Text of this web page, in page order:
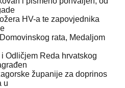
HV-a te zapovjednika
rata, Medaljom
Odličjem Reda hrvatskog
županije za doprinos
u